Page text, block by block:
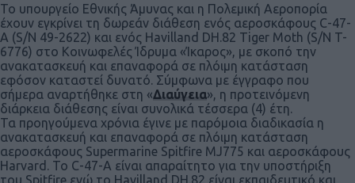
Το υπουργείο Εθνικής Άμυνας και η Πολεμική Αεροπορία
έχουν εγκρίνει τη δωρεάν διάθεση ενός αεροσκάφους C-47-
A (S/N 49-2622) και ενός Havilland DH.82 Tiger Moth (S/N T-
6776) στο Κοινωφελές Ίδρυμα «Ίκαρος», με σκοπό την
ανακατασκευή και επαναφορά σε πλόιμη κατάσταση
εφόσον καταστεί δυνατό. Σύμφωνα με έγγραφο που
σήμερα αναρτήθηκε στη «Διαύγεια», η προτεινόμενη
διάρκεια διάθεσης είναι συνολικά τέσσερα (4) έτη.
Τα προηγούμενα χρόνια έγινε με παρόμοια διαδικασία η
ανακατασκευή και επαναφορά σε πλόιμη κατάσταση
αεροσκάφους Supermarine Spitfire MJ775 και αεροσκάφους
Harvard. Το C-47-A είναι απαραίτητο για την υποστήριξη
του Spitfire ενώ το Havilland DH.82 είναι εκπαιδευτικό και